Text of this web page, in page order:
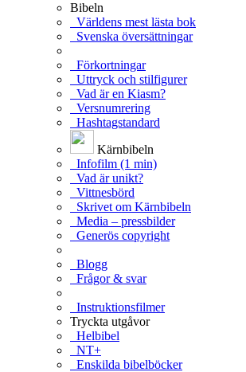
Bibeln
Världens mest lästa bok
Svenska översättningar
Förkortningar
Uttryck och stilfigurer
Vad är en Kiasm?
Versnumrering
Hashtagstandard
Kärnbibeln
Infofilm (1 min)
Vad är unikt?
Vittnesbörd
Skrivet om Kärnbibeln
Media – pressbilder
Generös copyright
Blogg
Frågor & svar
Instruktionsfilmer
Tryckta utgåvor
Helbibel
NT+
Enskilda bibelböcker